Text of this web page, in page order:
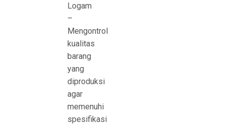
Logam
–
Mengontrol
kualitas
barang
yang
diproduksi
agar
memenuhi
spesifikasi